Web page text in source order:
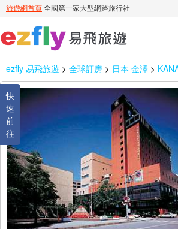
ezfly 易飛旅遊 > 全球訂房 > 日本 金澤 >
快
速
前
往